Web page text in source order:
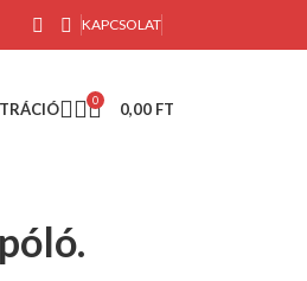
KAPCSOLAT
0 0,00 FT